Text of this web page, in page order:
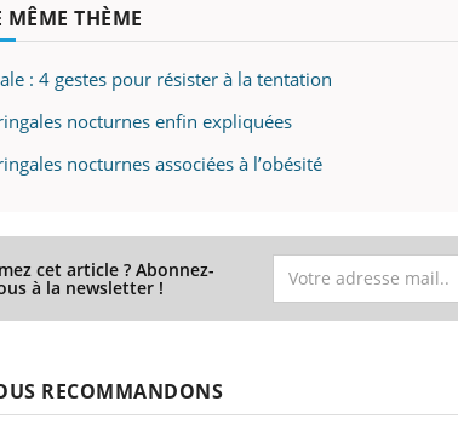
MÊME THÈME
: 4 gestes pour résister à la tentation
nocturnes enfin expliquées
nocturnes associées à l’obésité
cet article ? Abonnez-
à la newsletter !
RECOMMANDONS
faciles à aborder...
poser des
d'un proche c'est
même alopécie… Les
carence en fer sont multiples ce